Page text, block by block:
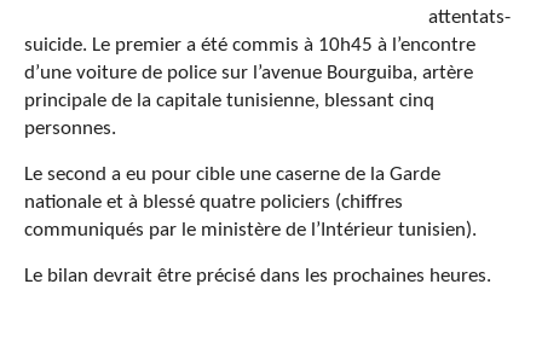
attentats-
suicide. Le premier a été commis à 10h45 à l’encontre
d’une voiture de police sur l’avenue Bourguiba, artère
principale de la capitale tunisienne, blessant cinq
personnes.
Le second a eu pour cible une caserne de la Garde
nationale et à blessé quatre policiers (chiffres
communiqués par le ministère de l’Intérieur tunisien).
Le bilan devrait être précisé dans les prochaines heures.